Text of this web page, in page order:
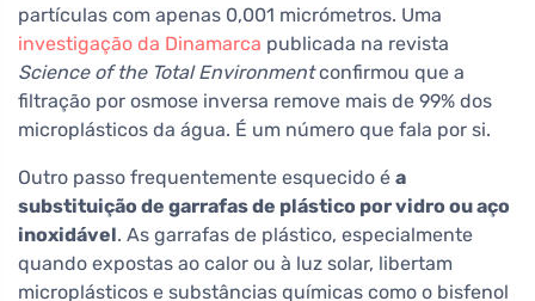
partículas com apenas 0,001 micrómetros. Uma
investigação da Dinamarca publicada na revista
Science of the Total Environmentconfirmou que a
filtração por osmose inversa remove mais de 99% dos
microplásticos da água. É um número que fala por si.
Outro passo frequentemente esquecido é a
substituição de garrafas de plástico por vidro ou aço
inoxidável. As garrafas de plástico, especialmente
quando expostas ao calor ou à luz solar, libertam
microplásticos e substâncias químicas como o bisfenol